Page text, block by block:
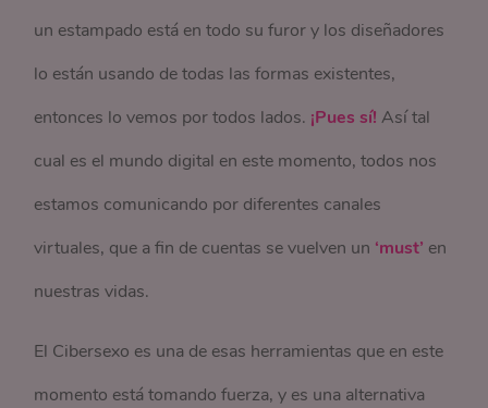
un estampado está en todo su furor y los diseñadores
lo están usando de todas las formas existentes,
entonces lo vemos por todos lados. ¡Pues sí! Así tal
cual es el mundo digital en este momento, todos nos
estamos comunicando por diferentes canales
virtuales, que a fin de cuentas se vuelven un ‘must’ en
nuestras vidas.
El Cibersexo es una de esas herramientas que en este
momento está tomando fuerza, y es una alternativa